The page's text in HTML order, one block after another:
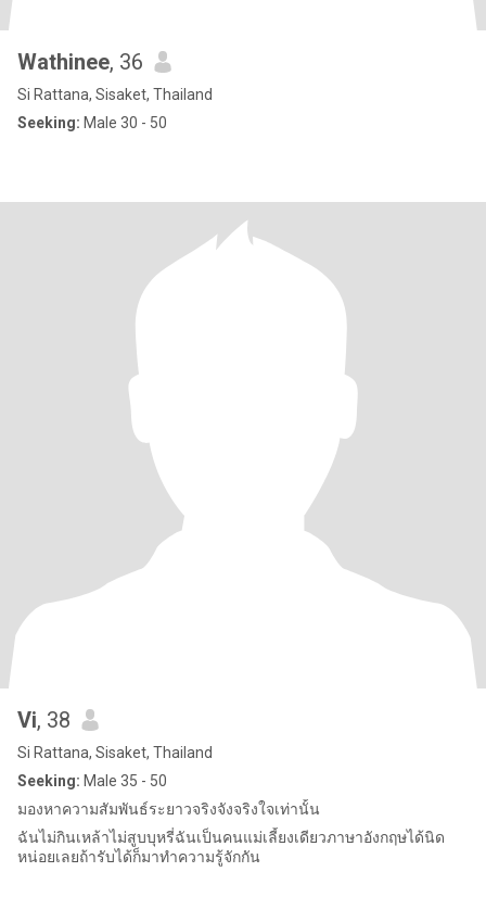
Wathinee, 36
Si Rattana, Sisaket, Thailand
Seeking: Male 30 - 50
Vi, 38
Si Rattana, Sisaket, Thailand
Seeking: Male 35 - 50
มองหาความสัมพันธ์ระยาวจริงจังจริงใจเท่านั้น
ฉันไม่กินเหล้าไม่สูบบุหรี่ฉันเป็นคนแม่เลี้ยงเดียวภาษาอังกฤษได้นิด
หน่อยเลยถ้ารับได้ก็มาทำความรู้จักกัน